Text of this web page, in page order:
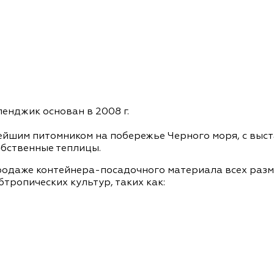
основан в 2008 г.
питомником на побережье Черного моря, с
теплицы.
контейнера-посадочного материала всех
культур, таких как: